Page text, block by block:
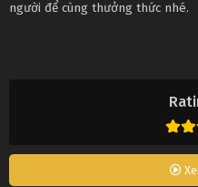
người để cùng thưởng thức nhé.